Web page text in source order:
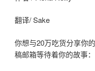
翻译/ Sake
你想与20万吃货分享你
稿邮箱等待着你的故事